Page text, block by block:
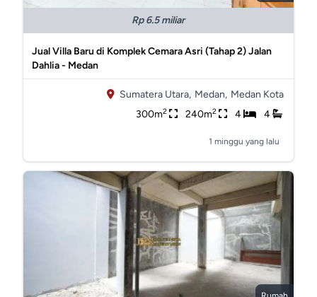
Rp 6.5 miliar
Jual Villa Baru di Komplek Cemara Asri (Tahap 2) Jalan
Dahlia - Medan
Sumatera Utara, Medan, Medan Kota
300m2 240m2 4 4
1 minggu yang lalu